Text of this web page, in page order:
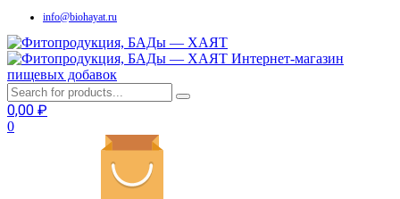
info@biohayat.ru
Интернет-магазин
пищевых добавок
0,00 ₽
0